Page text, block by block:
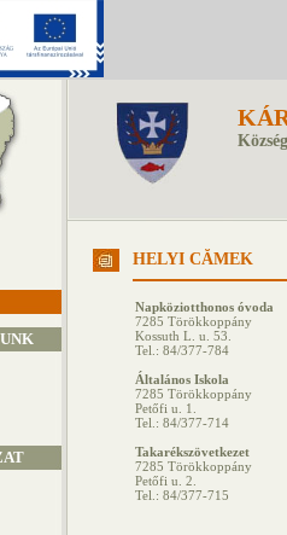
HELYI CĂ­MEK
Napköziotthonos óvoda
7285 Törökkoppány
Kossuth L. u. 53.
Tel.: 84/377-784
Általános Iskola
7285 Törökkoppány
Petőfi u. 1.
Tel.: 84/377-714
Takarékszövetkezet
7285 Törökkoppány
Petőfi u. 2.
Tel.: 84/377-715